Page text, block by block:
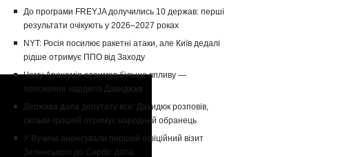
До програми FREYJA долучились 10 держав: перші
результати очікують у 2026–2027 роках
NYT: Росія посилює ракетні атаки, але Київ дедалі
рідше отримує ППО від Заходу
Чому Арахамія отримав більше впливу —
пояснення нардепа Давидюка
Держава дала депутату все: Давидюк розповів,
скільки грошей отримує народний обранець
У Вучича анонсували перший офіційний візит
Зеленського до Сербії: дата